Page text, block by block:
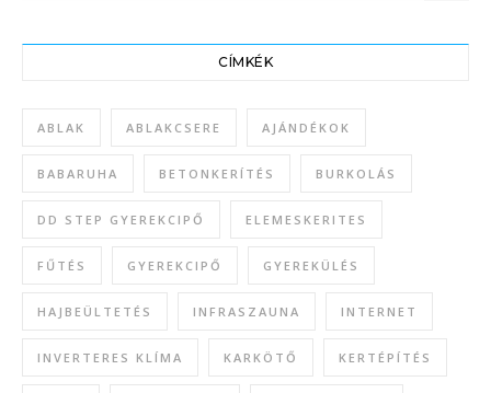
CÍMKÉK
ABLAK ABLAKCSERE AJÁNDÉKOK
BABARUHA BETONKERÍTÉS BURKOLÁS
DD STEP GYEREKCIPŐ ELEMESKERITES
FŰTÉS GYEREKCIPŐ GYEREKÜLÉS
HAJBEÜLTETÉS INFRASZAUNA INTERNET
INVERTERES KLÍMA KARKÖTŐ KERTÉPÍTÉS